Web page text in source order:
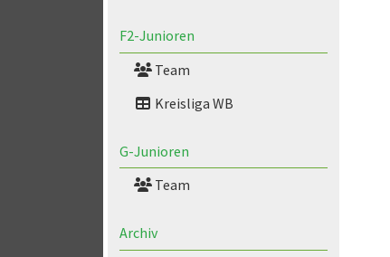
F2-Junioren
Team
Kreisliga WB
G-Junioren
Team
Archiv